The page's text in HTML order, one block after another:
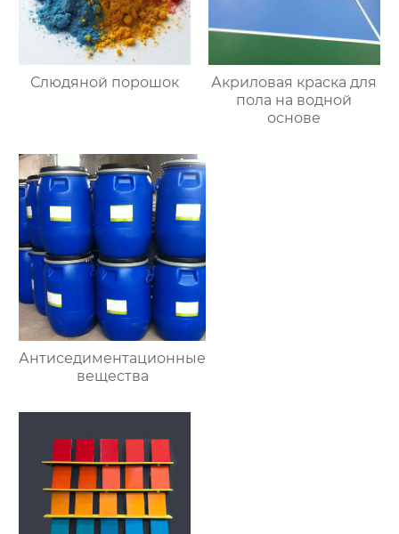
Слюдяной порошок
Акриловая краска для
пола на водной
основе
Антиседиментационные
вещества